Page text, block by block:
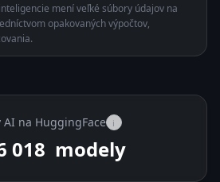
mení veľké súbory údajov na
opakovaných výpočtov,
AI na HuggingFace i
018 modely